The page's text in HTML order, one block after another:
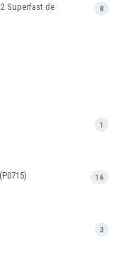
8
Superfast de
1
16
3